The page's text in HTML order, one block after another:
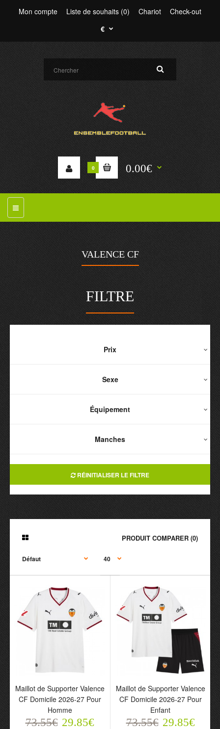
Mon compte Liste de souhaits (0) Chariot
Check-out
€
0 0.00€
VALENCE CF
FILTRE
Prix
Sexe
Équipement
Manches
RÉINITIALISER LE FILTRE
PRODUIT COMPARER (0)
Valence CF Domicile
2026-27 Pour Homme
73.55€
Valence CF Domicile
2026-27 Pour Enfant
73.55€ 29.85€
Maillot de Supporter Valence
CF Domicile 2026-27 Pour
Homme
73.55€ 29.85€
Maillot de Supporter Valence
CF Domicile 2026-27 Pour
Enfant
73.55€ 29.85€